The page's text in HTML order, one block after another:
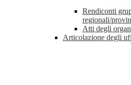
Rendiconti
regionali/
Atti degli
Articolazione degli